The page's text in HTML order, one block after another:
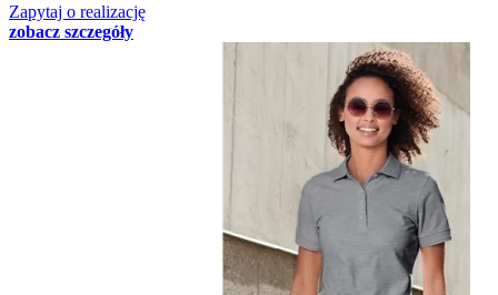
Zapytaj o realizację
zobacz szczegóły